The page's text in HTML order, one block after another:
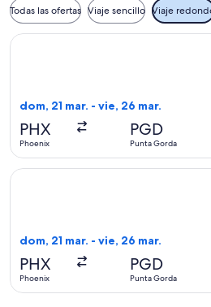
Todas las ofertas Viaje sencillo Viaje
dom, 21 mar. - vie, 26 mar.
PHX
Phoenix
PGD
Punta Gorda
Seleccionar vuelo de Sun
dom, 21 mar. - vie, 26 mar.
PHX
Phoenix
PGD
Punta Gorda
Seleccionar vuelo de Sun